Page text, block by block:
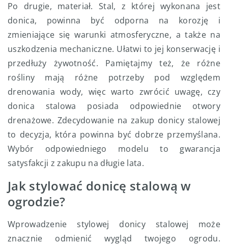
Po drugie, materiał. Stal, z której wykonana jest
donica, powinna być odporna na korozję i
zmieniające się warunki atmosferyczne, a także na
uszkodzenia mechaniczne. Ułatwi to jej konserwację i
przedłuży żywotność. Pamiętajmy też, że różne
rośliny mają różne potrzeby pod względem
drenowania wody, więc warto zwrócić uwagę, czy
donica stalowa posiada odpowiednie otwory
drenażowe. Zdecydowanie na zakup donicy stalowej
to decyzja, która powinna być dobrze przemyślana.
Wybór odpowiedniego modelu to gwarancja
satysfakcji z zakupu na długie lata.
Jak stylować donicę stalową w
ogrodzie?
Wprowadzenie stylowej donicy stalowej może
znacznie odmienić wygląd twojego ogrodu.